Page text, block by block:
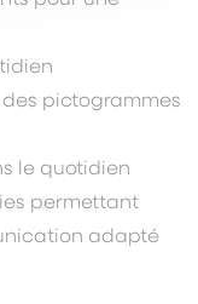
pictogrammes
le quotidien
permettant
adapté